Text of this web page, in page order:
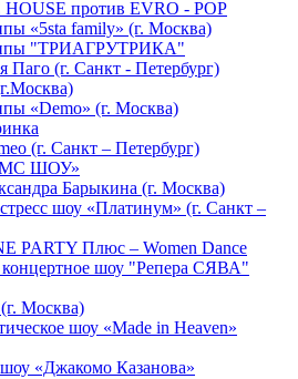
против EVRO - POP
«5sta family» (г. Москва)
"ТРИАГРУТРИКА"
(г. Санкт - Петербург)
«Demo» (г. Москва)
(г. Санкт – Петербург)
ШОУ»
Барыкина (г. Москва)
шоу «Платинум» (г. Санкт –
PARTY Плюс – Women Dance
концертное шоу "Репера СЯВА"
Москва)
шоу «Made in Heaven»
«Джакомо Казанова»